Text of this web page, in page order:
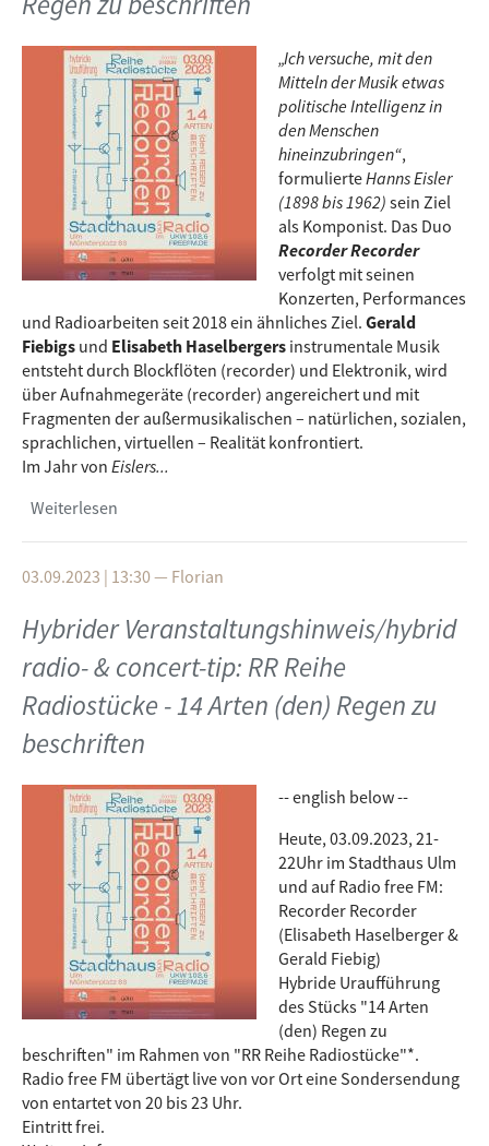
„Ich versuche, mit den
Mitteln der Musik etwas
politische Intelligenz in
den Menschen
hineinzubringen“,
formulierteHanns Eisler
(1898 bis 1962) sein Ziel
als Komponist. Das Duo
Recorder Recorder
verfolgt mit seinen
Konzerten, Performances
und Radioarbeiten seit 2018 ein ähnliches Ziel. Gerald
Fiebigs und Elisabeth Haselbergers instrumentale Musik
entsteht durch Blockflöten (recorder) und Elektronik, wird
über Aufnahmegeräte (recorder) angereichert und mit
Fragmenten der außermusikalischen – natürlichen, sozialen,
sprachlichen, virtuellen – Realität konfrontiert.
Im Jahr von Eislers...
Weiterlesen
03.09.2023 | 13:30— Florian
Hybrider Veranstaltungshinweis/hybrid
radio- & concert-tip: RR Reihe
Radiostücke - 14 Arten (den) Regen zu
beschriften
-- english below --
Heute, 03.09.2023, 21-
22Uhr im Stadthaus Ulm
und auf Radio free FM:
Recorder Recorder
(Elisabeth Haselberger &
Gerald Fiebig)
Hybride Uraufführung
des Stücks "14 Arten
(den) Regen zu
beschriften" im Rahmen von "RR Reihe Radiostücke"*.
Radio free FM übertägt live von vor Ort eine Sondersendung
von entartet von 20 bis 23 Uhr.
Eintritt frei.